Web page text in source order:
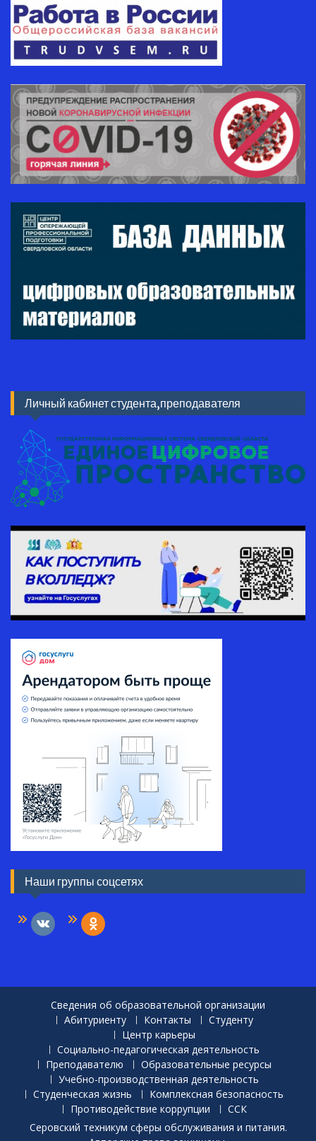
Личный кабинет студента,преподавателя
Наши группы соцсетях
vkontakte odnoklassniki
Сведения об образовательной организации
Абитуриенту
Контакты
Студенту
Центр карьеры
Социально-педагогическая деятельность
Преподавателю
Образовательные ресурсы
Учебно-производственная деятельность
Студенческая жизнь
Комплексная безопасность
Противодействие коррупции
ССК
Серовский техникум сферы обслуживания и питания.